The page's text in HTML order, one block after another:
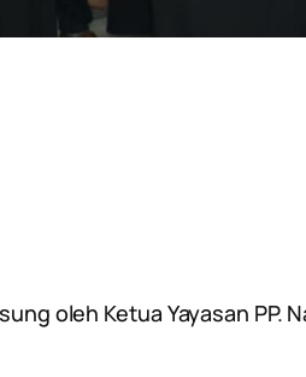
oleh Ketua Yayasan PP.